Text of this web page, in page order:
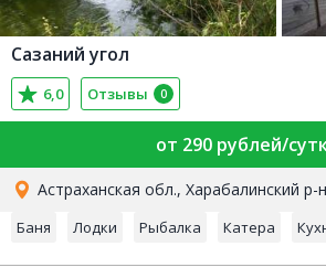
Сазаний угол
6,0 Отзывы 0
от 290 рублей/
Астраханская обл., Харабалинский р-
Баня Лодки Рыбалка Катера